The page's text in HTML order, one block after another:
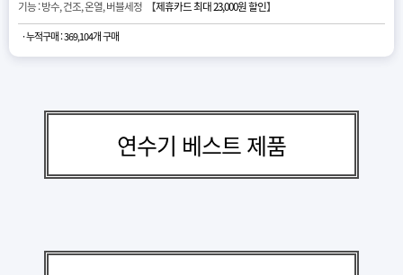
기능 : 방수, 건조, 온열, 버블세정 【제휴카드 최대 23,000원 할인】
· 누적구매 : 369,104개 구매
연수기 베스트 제품